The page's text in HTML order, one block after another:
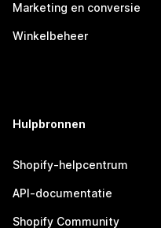
Marketing en conversie
Winkelbeheer
Hulpbronnen
Shopify-helpcentrum
API-documentatie
Shopify Community